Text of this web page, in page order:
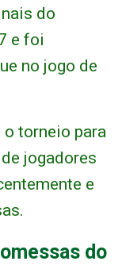
do
e foi
no jogo de
o torneio para
jogadores
e
do